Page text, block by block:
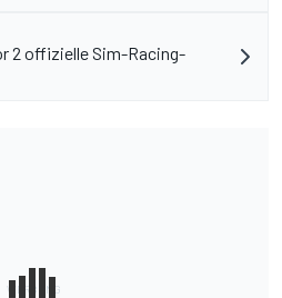
2 offizielle Sim-Racing-